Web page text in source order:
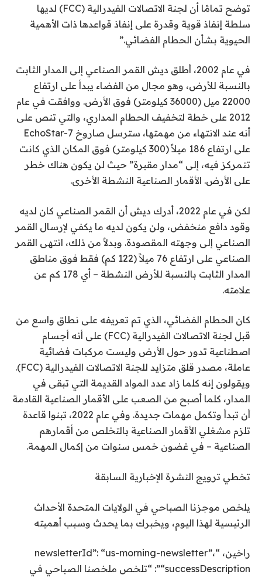
توضح تمامًا أن لجنة الاتصالات الفيدرالية (FCC) لديها
سلطة إنفاذ قوية وقدرة على إنفاذ قواعدها ذات الأهمية
الحيوية بشأن الحطام الفضائي.”
في عام 2002، أطلق ديش القمر الصناعي إلى المدار الثابت
بالنسبة للأرض، وهو مجال من الفضاء يبدأ على ارتفاع
22000 ميل (36000 كيلومتر) فوق الأرض. ووافقت في عام
2012 على خطة لتخفيف الحطام المداري، والتي تنص على
أنه عند الانتهاء من مهمتها، سترسل صاروخ EchoStar-7
على ارتفاع 186 ميلاً (300 كيلومتر) فوق المكان الذي كانت
تتمركز فيه، إلى “مدار مقبرة” حيث لن يكون هناك خطر
على الأرض. الأقمار الصناعية النشطة الأخرى.
لكن في عام 2022، أدرك ديش أن القمر الصناعي كان لديه
وقود دافع منخفض، ولن يكون لديه ما يكفي لإرسال القمر
الصناعي إلى وجهته المقصودة. وبدلاً من ذلك، انتهى القمر
الصناعي على ارتفاع 76 ميلاً (122 كم) فقط فوق مناطق
المدار الثابت بالنسبة للأرض النشطة – أي 178 كم عن
علامته.
كان الحطام الفضائي، الذي تم تعريفه على نطاق واسع من
قبل لجنة الاتصالات الفيدرالية (FCC) على أنه أجسام
اصطناعية تدور حول الأرض وليست مركبات فضائية
عاملة، مصدر قلق متزايد للجنة الاتصالات الفيدرالية (FCC).
ويقولون إنه كلما زاد عدد المواد القديمة التي تبقى في
المدار، كلما أصبح من الصعب على الأقمار الصناعية القادمة
أن تبدأ وتكمل مهمات جديدة. وفي عام 2022، تبنوا قاعدة
تلزم مشغلي الأقمار الصناعية بالتخلص من أقمارهم
الصناعية – في غضون خمس سنوات من إكمال المهمة.
تخطي ترويج النشرة الإخبارية السابقة
يلخص موجزنا الصباحي في الولايات المتحدة الأحداث
الرئيسية لهذا اليوم، ويخبرك بما يحدث وسبب أهميته
راخين، “newsletterId”: “us-morning-newsletter”،
“successDescription”: “تلخص ملخصنا الصباحي في